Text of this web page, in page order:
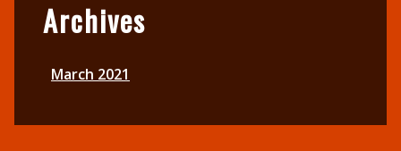
Archives
March 2021